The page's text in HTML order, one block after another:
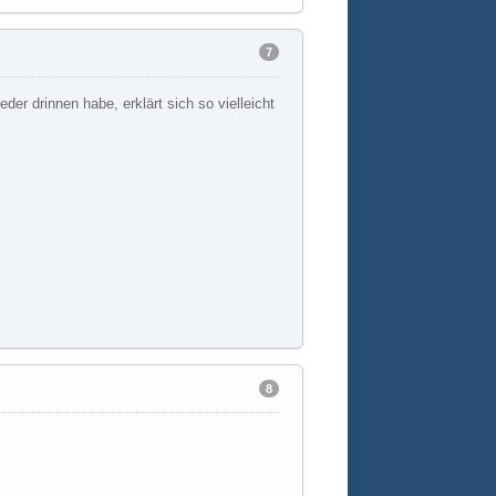
7
drinnen habe, erklärt sich so vielleicht
8